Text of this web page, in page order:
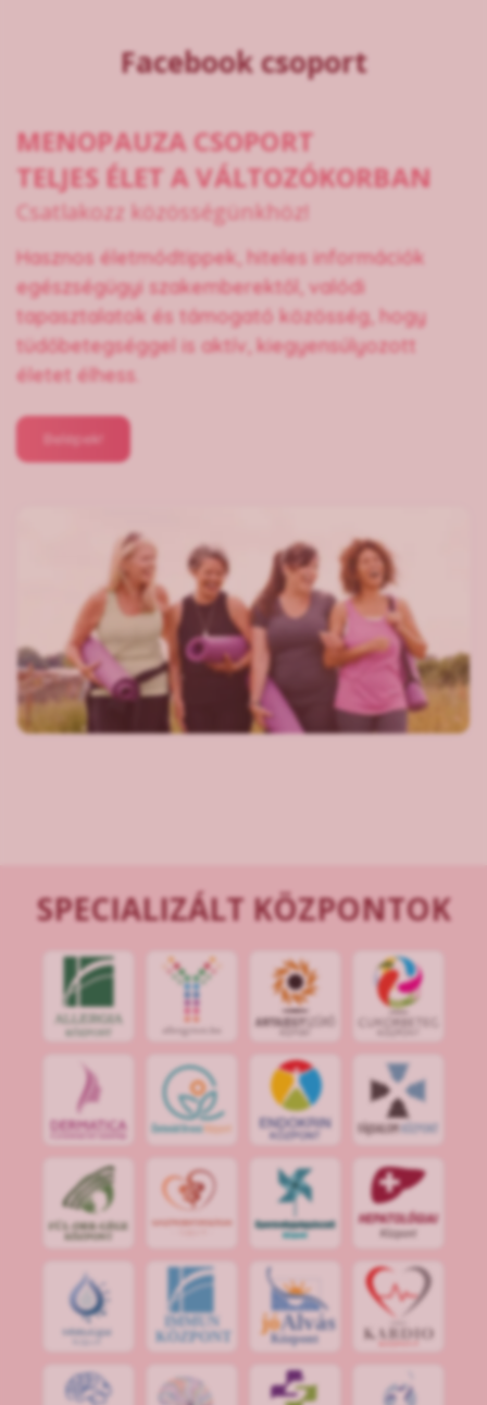
Facebook csoport
MENOPAUZA CSOPORT
TELJES ÉLET A VÁLTOZÓKORBAN
Csatlakozz közösségünkhöz!
Hasznos életmódtippek, hiteles információk
egészségügyi szakemberektől, valódi
tapasztalatok és támogató közösség, hogy
tüdőbetegséggel is aktív, kiegyensúlyozott
életet élhess.
Belépek!
SPECIALIZÁLT KÖZPONTOK
IMMUN
KÖZPONT
jóAlvás
Központ